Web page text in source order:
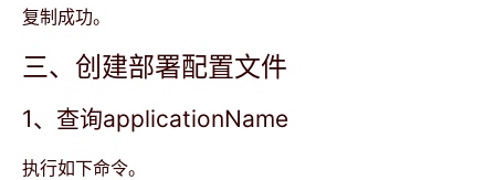
复制成功。
三、创建部署配置文件
1、查询applicationName
执行如下命令。